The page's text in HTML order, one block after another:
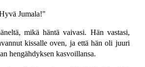
Jumala!"
mikä häntä vaivasi. Hän vastasi,
kissalle oven, ja että hän oli juuri
hengähdyksen kasvoillansa.